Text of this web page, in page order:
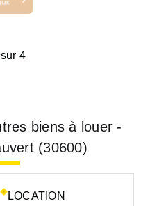
4
biens à louer -
(30600)
LOCATION